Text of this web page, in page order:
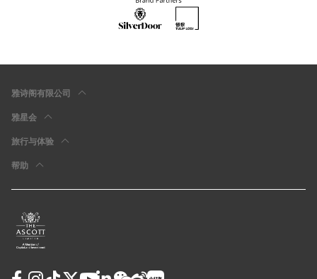
雅诗阁有限公司
雅星会
旅行与体验
帮助